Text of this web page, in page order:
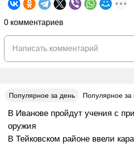
0 комментариев
Популярное за день Популярное за
В Иванове пройдут учения с
оружия
В Тейковском районе ввели